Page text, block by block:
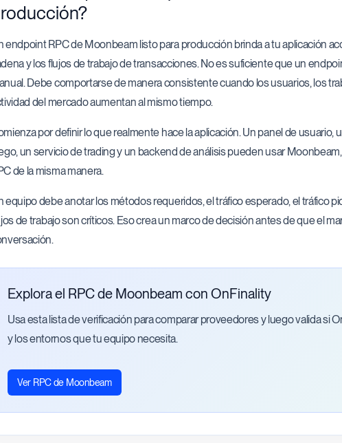
endpoint RPC de Moonbeam listo para producción brinda a tu aplicación
y los flujos de trabajo de transacciones. No es suficiente que un
Debe comportarse de manera consistente cuando los usuarios, los
del mercado aumentan al mismo tiempo.
por definir lo que realmente hace la aplicación. Un panel de usuario,
un servicio de trading y un backend de análisis pueden usar
de la misma manera.
equipo debe anotar los métodos requeridos, el tráfico esperado, el tráfico
de trabajo son críticos. Eso crea un marco de decisión antes de que el
Explora el RPC de Moonbeam con OnFinality
Usa esta lista de verificación para comparar proveedores y luego valida si
y los entornos que tu equipo necesita.
Ver RPC de Moonbeam